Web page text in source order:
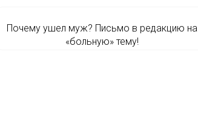
Почему ушел муж? Письмо в редакцию на
«больную» тему!